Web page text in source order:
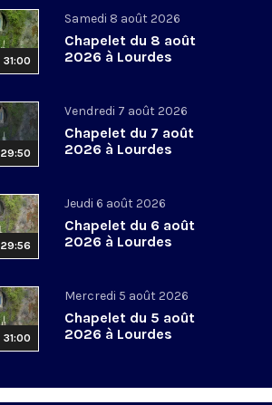
31:00
Samedi 8 août 2026
Chapelet du 8 août
2026 à Lourdes
29:50
Vendredi 7 août 2026
Chapelet du 7 août
2026 à Lourdes
29:56
Jeudi 6 août 2026
Chapelet du 6 août
2026 à Lourdes
31:00
Mercredi 5 août 2026
Chapelet du 5 août
2026 à Lourdes